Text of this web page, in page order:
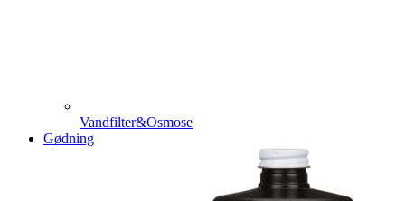
Vandfilter&Osmose
Gødning